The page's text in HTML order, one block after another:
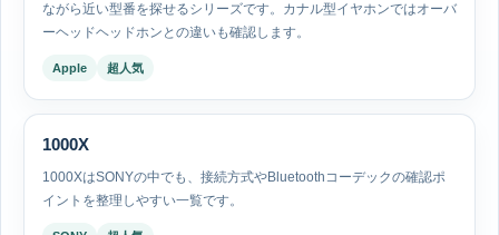
ながら近い型番を探せるシリーズです。カナル型イヤホンではオーバ
ーヘッドヘッドホンとの違いも確認します。
Apple 超人気
1000X
1000XはSONYの中でも、接続方式やBluetoothコーデックの確認ポ
イントを整理しやすい一覧です。